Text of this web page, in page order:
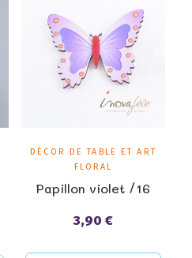
DÉCOR DE TABLE ET ART
FLORAL
Papillon violet /16
Prix
3,90 €